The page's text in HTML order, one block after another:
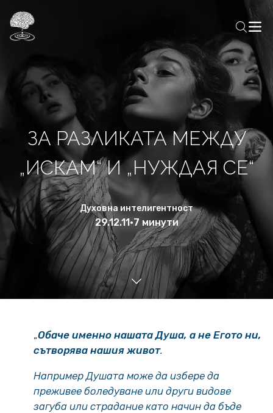
ЗА РАЗЛИКАТА МЕЖДУ
„ИСКАМ“ И „НУЖДАЯ СЕ“
Духовна интелигентност
29.12.11•7 минути
„Обаче именно нашата Душа, а не Егото ни,
сътворява нашия живот.
Например Душата може да избере да
преживее боледуване или други видове
загуба или страдание като начин да бъде